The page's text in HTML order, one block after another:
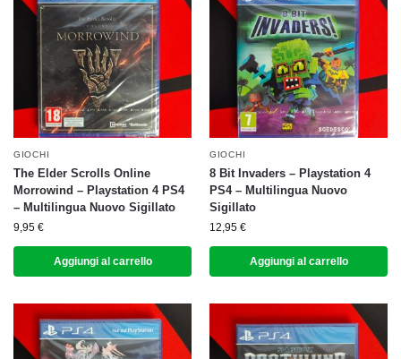
GIOCHI
The Elder Scrolls Online
Morrowind – Playstation 4 PS4
– Multilingua Nuovo Sigillato
9,95 €
Aggiungi al carrello
GIOCHI
8 Bit Invaders – Playstation 4
PS4 – Multilingua Nuovo
Sigillato
12,95 €
Aggiungi al carrello